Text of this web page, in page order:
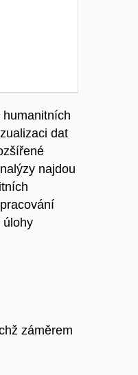
dat
najdou
úlohy
záměrem